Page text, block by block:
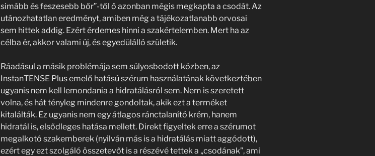
simább és feszesebb bőr”-től ő azonban mégis megkapta a csodát. Az
utánozhatatlan eredményt, amiben még a tájékozatlanabb orvosai
sem hittek addig. Ezért érdemes hinni a szakértelemben. Mert ha az
célba ér, akkor valami új, és egyedülálló születik.
Ráadásul a másik problémája sem súlyosbodott közben, az
InstanTENSE Plus emelő hatású szérum használatának következtében
ugyanis nem kell lemondania a hidratálásról sem. Nem is szeretett
volna, és hát tényleg mindenre gondoltak, akik ezt a terméket
kitalálták. Ez ugyanis nem egy átlagos ránctalanító krém, hanem
hidratál is, elsődleges hatása mellett. Direkt figyeltek erre a szérumot
megalkotó szakemberek (nyilván más is a hidratálás miatt aggódott),
ezért egy ezt szolgáló összetevőt is a részévé tettek a „csodának”, ami